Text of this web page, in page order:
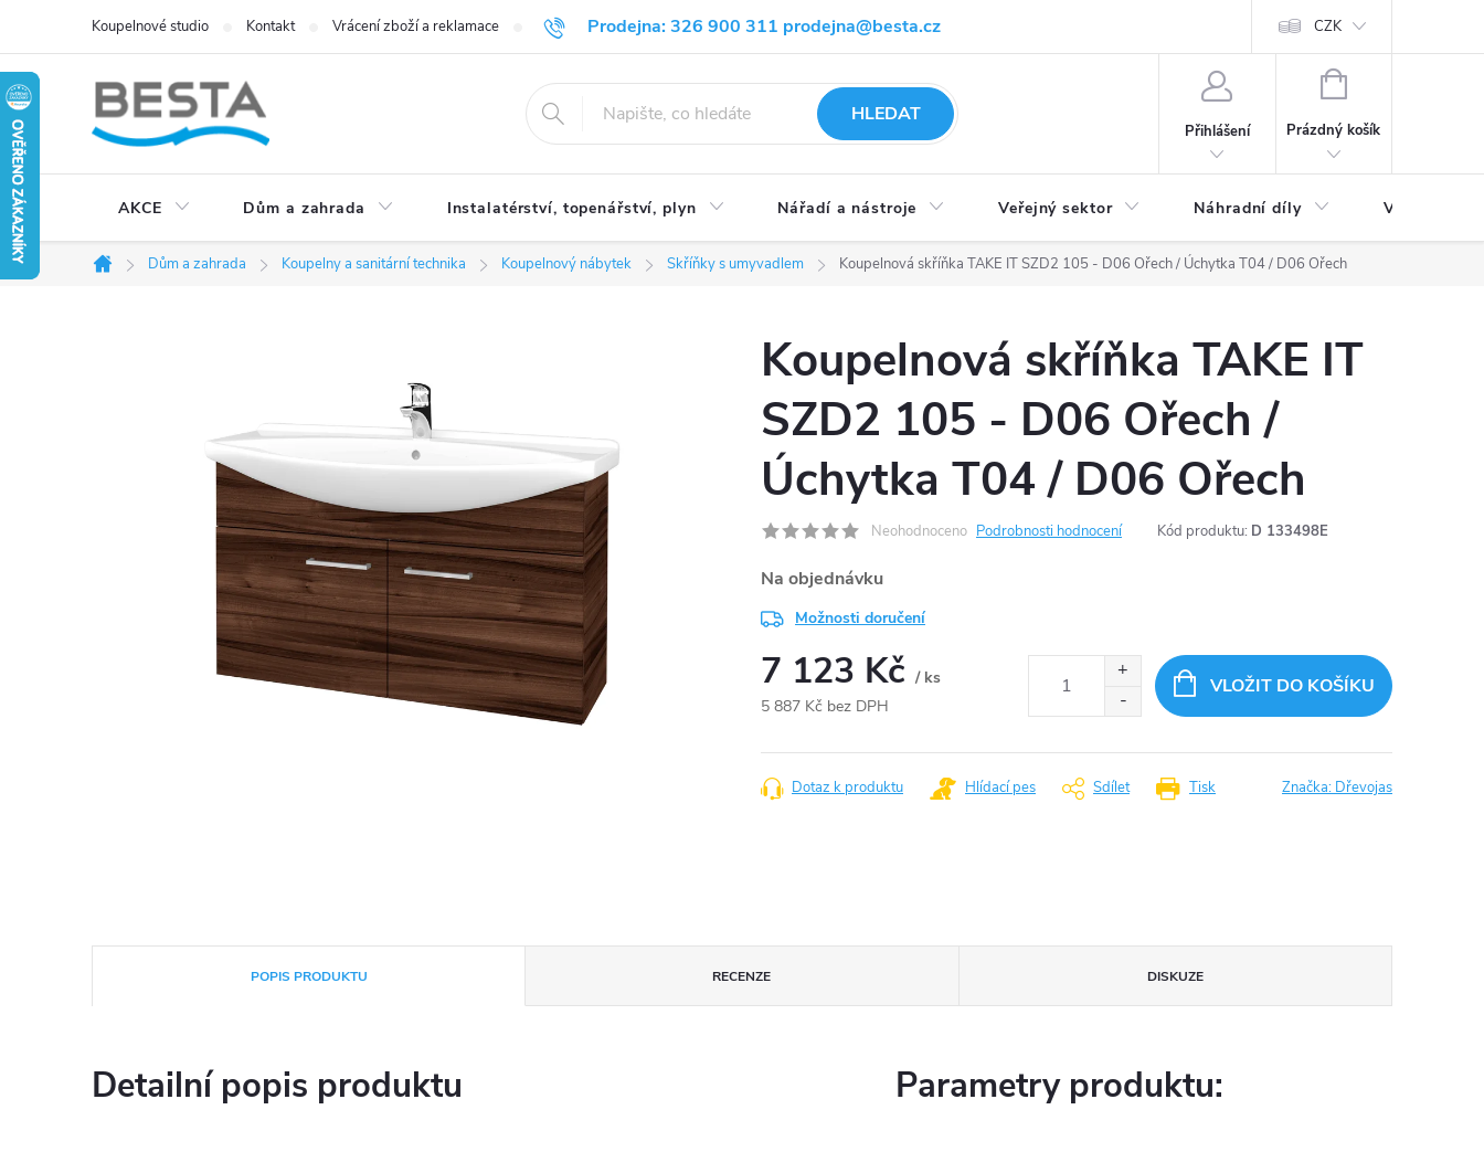
obsah
Prodejna: 326 900 311 prodejna@besta.cz
Koupelnové studio Kontakt Vrácení zboží a reklamace Blog Obchodní podmínky Ochrana osobních údajů CZK
HLEDAT
Přihlášení
NÁKUPNÍ
Prázdný košík
AKCE Dům a zahrada Instalatérství, topenářství, plyn Nářadí a nástroje Veřejný sektor Náhradní díly Výprodej a
Domů
Dům a zahrada Koupelny a sanitární technika Koupelnový nábytek Skříňky s umyvadlem Koupelnová skříňka TAKE IT SZD2 105 - D06 Ořech / Úchytka T04 / D06 Ořech
Koupelnová skříňka TAKE IT
SZD2 105 - D06 Ořech /
Úchytka T04 / D06 Ořech
Neohodnoceno Podrobnosti hodnocení Kód produktu: D 133498E
Na objednávku
Možnosti doručení
7 123 Kč / ks
5 887 Kč bez DPH
cena:
VLOŽIT DO KOŠÍKU
Tisk
Dotaz k produktu Hlídací pes Sdílet Značka: Dřevojas
POPIS PRODUKTU RECENZE DISKUZE
Detailní popis produktu Parametry produktu: